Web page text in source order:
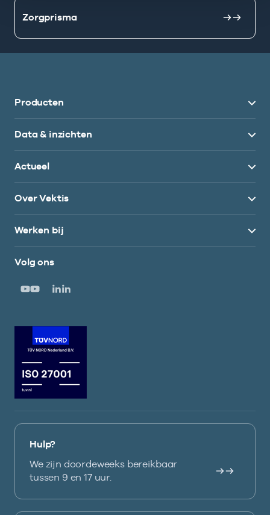
Zorgprisma
Producten
Data & inzichten
Actueel
Over Vektis
Werken bij
Volg ons
Hulp?
We zijn doordeweeks bereikbaar
tussen 9 en 17 uur.